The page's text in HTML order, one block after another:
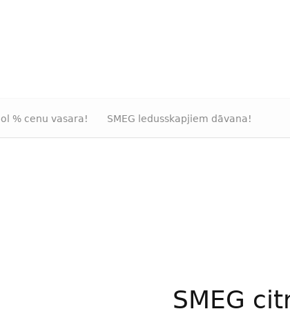
% cenu vasara! SMEG ledusskapjiem dāvana!
SMEG